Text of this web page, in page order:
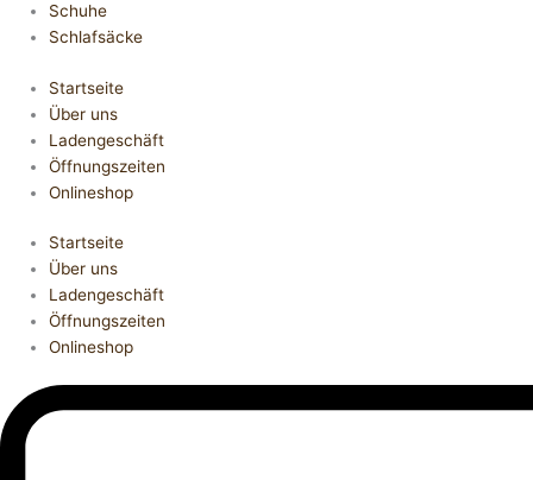
Schuhe
Schlafsäcke
Startseite
Über uns
Ladengeschäft
Öffnungszeiten
Onlineshop
Startseite
Über uns
Ladengeschäft
Öffnungszeiten
Onlineshop